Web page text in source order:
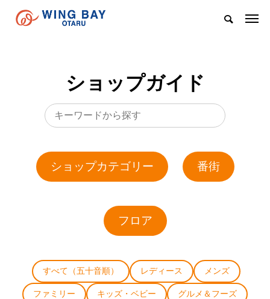
ショップガイド
ショップカテゴリー 番街
フロア
すべて（五十音順） レディース メンズ
ファミリー キッズ・ベビー グルメ＆フーズ